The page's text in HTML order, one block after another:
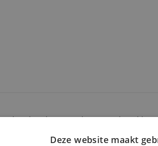
door bamboe? Dat kan! Met deze
Deze website maakt